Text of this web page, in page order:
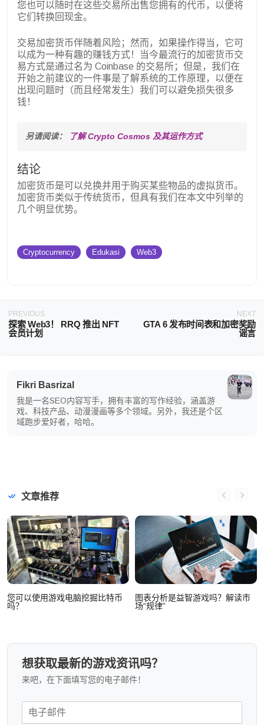
您也可以随时在这些交易所出售您拥有的代币，以便将
它们转换回现金。
交易加密货币伴随着风险；然而，如果操作得当，它可
以成为一种有趣的赚钱方式！当今最流行的加密货币交
易方式是通过名为 Coinbase 的交易所；但是，我们在
开始之前建议的一件事是了解系统的工作原理，以便在
出现问题时（而且经常发生）我们可以避免损失很多
钱！
另请阅读： 了解 Crypto Cosmos 及其运作方式
结论
加密货币是可以兑换并用于购买某些物品的虚拟货币。
加密货币类似于传统货币，但具有我们在本文中列举的
几个明显优势。
Cryptocurrency Edukasi Web3
PREVIOUS
探索 Web3！ RRQ 推出 NFT
会员计划
NEXT
GTA 6 发布时间表和加密奖励
谣言
Fikri Basrizal
我是一名SEO内容写手，拥有丰富的写作经验，涵盖游
戏、科技产品、动漫漫画等多个领域。另外，我还是个区
域跑步爱好者，哈哈。
文章推荐
您可以使用游戏电脑挖掘比特币
吗？
图表分析是益智游戏吗？解读市
场“规律”
想获取最新的游戏资讯吗？
来吧，在下面填写您的电子邮件！